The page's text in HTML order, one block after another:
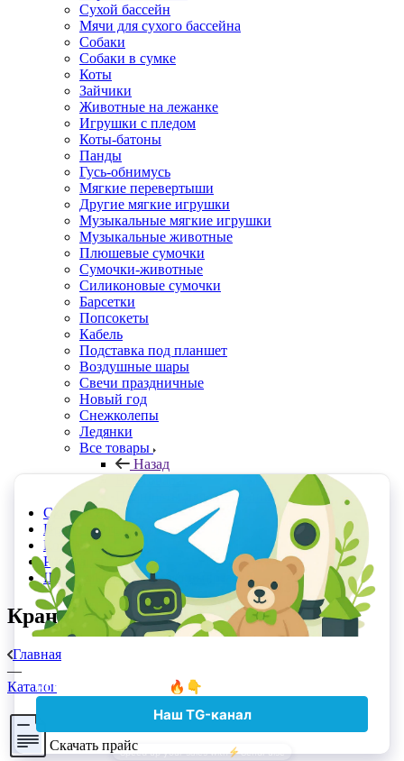
Сухой бассейн
Мячи для сухого бассейна
Собаки
Собаки в сумке
Коты
Зайчики
Животные на лежанке
Игрушки с пледом
Коты-батоны
Панды
Гусь-обнимусь
Мягкие перевертыши
Другие мягкие игрушки
Музыкальные мягкие игрушки
Музыкальные животные
Плюшевые сумочки
Сумочки-животные
Силиконовые сумочки
Барсетки
Попсокеты
Кабель
Подставка под планшет
Воздушные шары
Свечи праздничные
Новый год
Снежколепы
Ледянки
Все товары
Назад
Все товары
Планшеты для рисования
Скачать прайс в Excel
Прайс с Отсрочкой
Контакты
Реквизиты
Шоурумы и точки самовывоза
Краны
Главная
—
Каталог
Скачать прайс